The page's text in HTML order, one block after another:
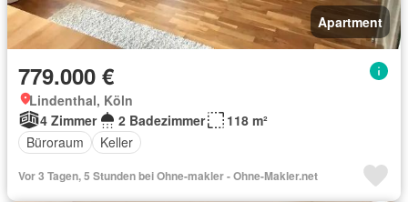
Apartment
779.000 €
Lindenthal, Köln
4 Zimmer
2 Badezimmer
118 m²
Büroraum
Keller
Vor 3 Tagen, 5 Stunden bei Ohne-makler - Ohne-Makler.net